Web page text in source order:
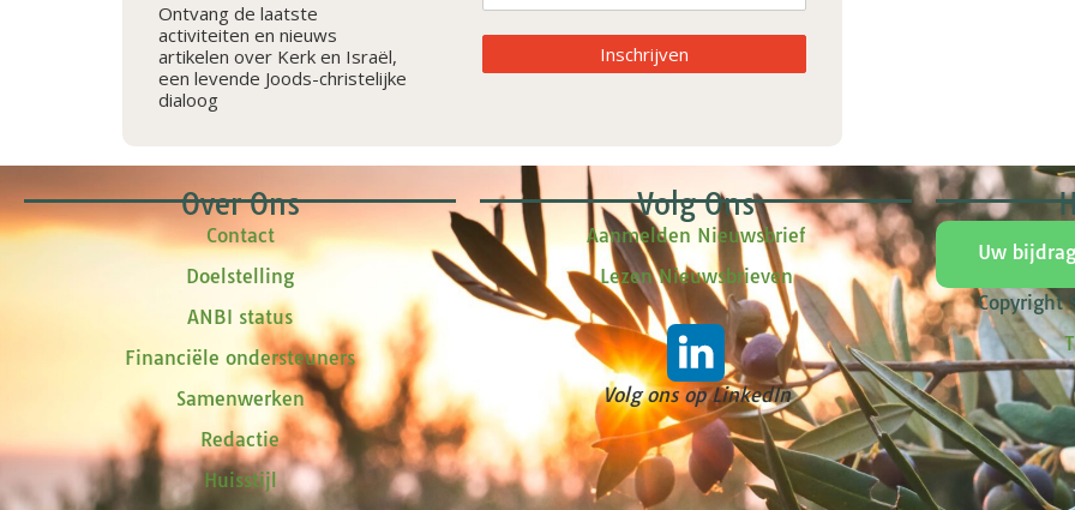
Ontvang de laatste
activiteiten en nieuws
artikelen over Kerk en Israël,
een levende Joods-christelijke
dialoog
Inschrijven
Over Ons
Contact
Doelstelling
ANBI status
Financiële ondersteuners
Samenwerken
Redactie
Huisstijl
Volg Ons
Aanmelden Nieuwsbrief
Lezen Nieuwsbrieven
Volg ons op LinkedIn
Uw
Copyright